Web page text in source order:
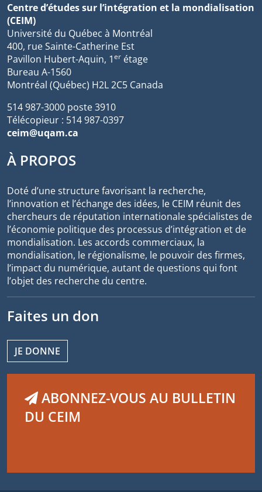
Centre d’études sur l’intégration et la mondialisation
(CEIM)
Université du Québec à Montréal
400, rue Sainte-Catherine Est
Pavillon Hubert-Aquin, 1er étage
Bureau A-1560
Montréal (Québec) H2L 2C5 Canada
514 987-3000 poste 3910
Télécopieur : 514 987-0397
ceim@uqam.ca
À PROPOS
Doté d’une structure favorisant la recherche,
l’innovation et l’échange des idées, le CEIM réunit des
chercheurs de réputation internationale spécialistes de
l’économie politique des processus d’intégration et de
mondialisation. Les accords commerciaux, la
mondialisation, le régionalisme, le pouvoir des firmes,
l’impact du numérique, autant de questions qui font
l’objet des recherche du centre.
Faites un don
JE DONNE
ABONNEZ-VOUS AU BULLETIN
DU CEIM